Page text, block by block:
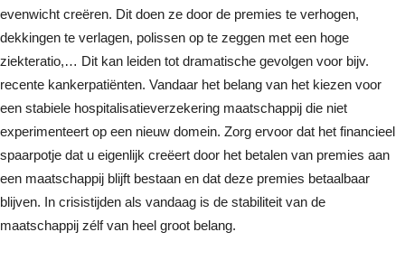
evenwicht creëren. Dit doen ze door de premies te verhogen,
dekkingen te verlagen, polissen op te zeggen met een hoge
ziekteratio,… Dit kan leiden tot dramatische gevolgen voor bijv.
recente kankerpatiënten. Vandaar het belang van het kiezen voor
een stabiele hospitalisatieverzekering maatschappij die niet
experimenteert op een nieuw domein. Zorg ervoor dat het financieel
spaarpotje dat u eigenlijk creëert door het betalen van premies aan
een maatschappij blijft bestaan en dat deze premies betaalbaar
blijven. In crisistijden als vandaag is de stabiliteit van de
maatschappij zélf van heel groot belang.